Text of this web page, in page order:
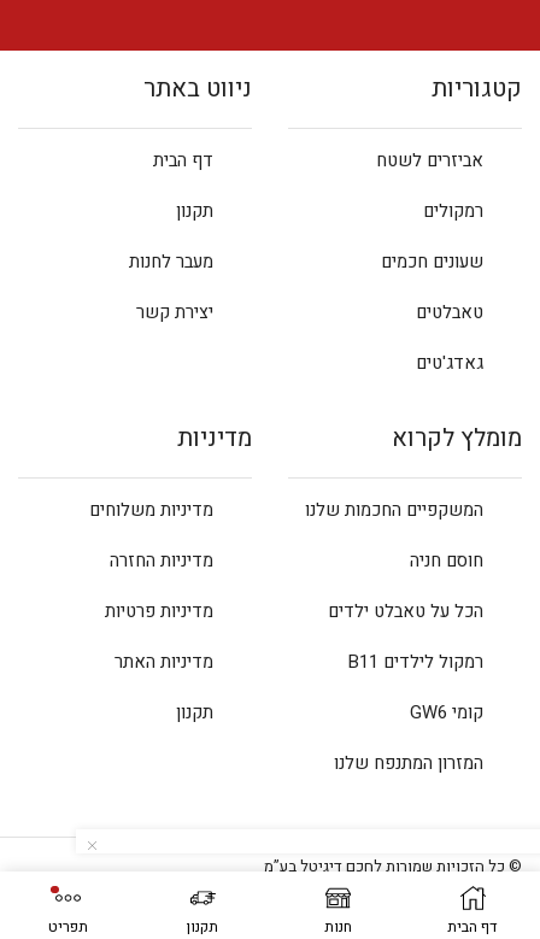
דף הבית חנות תקנון תפריט
קטגוריות
אביזרים לשטח
רמקולים
שעונים חכמים
טאבלטים
גאדג'טים
ניווט באתר
דף הבית
תקנון
מעבר לחנות
יצירת קשר
מומלץ לקרוא
המשקפיים החכמות שלנו
חוסם חניה
הכל על טאבלט ילדים
רמקול לילדים B11
קומי GW6
המזרון המתנפח שלנו
מדיניות
מדיניות משלוחים
מדיניות החזרה
מדיניות פרטיות
מדיניות האתר
תקנון
© כל הזכויות שמורות לחכם דיגיטל בע”מ